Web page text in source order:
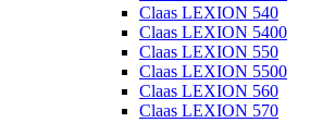
Claas LEXION 540
Claas LEXION 5400
Claas LEXION 550
Claas LEXION 5500
Claas LEXION 560
Claas LEXION 570